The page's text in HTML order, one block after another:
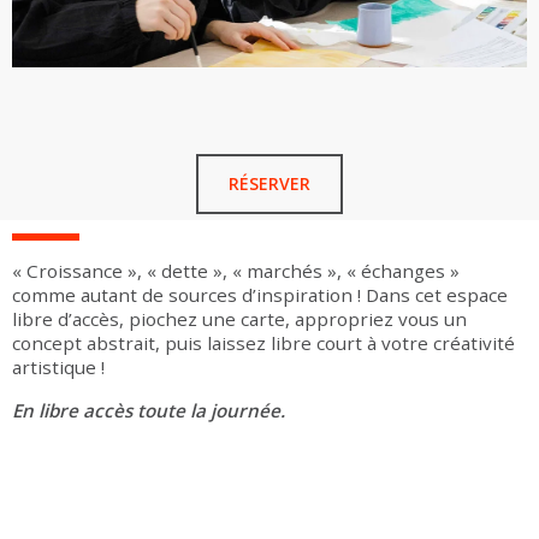
RÉSERVER
« Croissance », « dette », « marchés », « échanges »
comme autant de sources d’inspiration ! Dans cet espace
libre d’accès, piochez une carte, appropriez vous un
concept abstrait, puis laissez libre court à votre créativité
artistique !
En libre accès toute la journée.